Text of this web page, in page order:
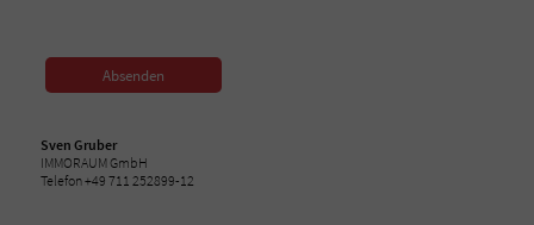
Absenden
Sven Gruber
IMMORAUM GmbH
Telefon +49 711 252899-12